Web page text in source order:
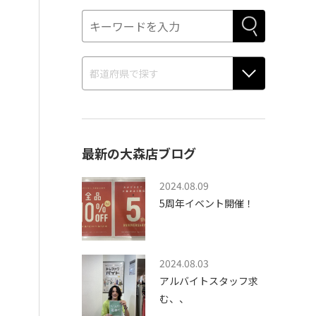
最新の大森店ブログ
2024.08.09
5周年イベント開催！
2024.08.03
アルバイトスタッフ求
む、、